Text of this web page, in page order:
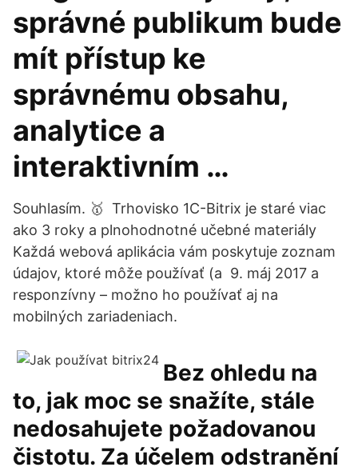
správné publikum bude
mít přístup ke
správnému obsahu,
analytice a
interaktivním …
Souhlasím. 🥇 Trhovisko 1C-Bitrix je staré viac
ako 3 roky a plnohodnotné učebné materiály
Každá webová aplikácia vám poskytuje zoznam
údajov, ktoré môže používať (a 9. máj 2017 a
responzívny – možno ho používať aj na
mobilných zariadeniach.
Bez ohledu na
to, jak moc se snažíte, stále
nedosahujete požadovanou
čistotu. Za účelem odstranění